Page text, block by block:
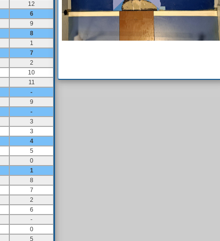
12
6
9
8
1
7
2
10
11
-
9
-
3
3
4
5
0
1
8
7
2
6
-
0
5